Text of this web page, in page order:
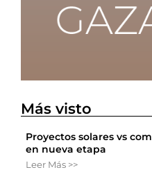
Más visto
Proyectos solares vs
en nueva etapa
Leer Más >>